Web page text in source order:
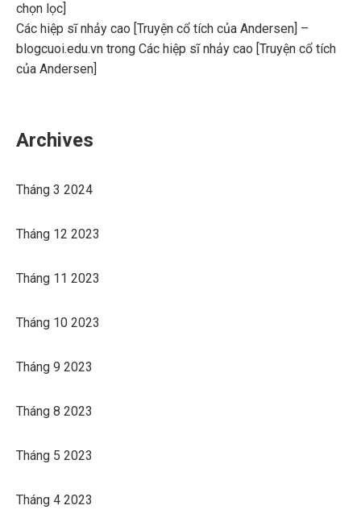
chọn lọc]
Các hiệp sĩ nhảy cao [Truyện cổ tích của Andersen] –
blogcuoi.edu.vn trong Các hiệp sĩ nhảy cao [Truyện cổ tích
của Andersen]
Archives
Tháng 3 2024
Tháng 12 2023
Tháng 11 2023
Tháng 10 2023
Tháng 9 2023
Tháng 8 2023
Tháng 5 2023
Tháng 4 2023